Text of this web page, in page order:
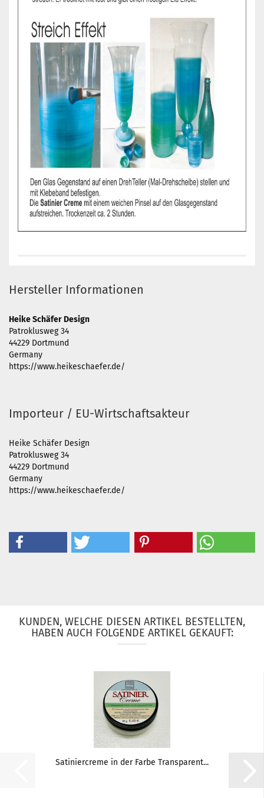
Hersteller Informationen
Heike Schäfer Design
Patroklusweg 34
44229 Dortmund
Germany
https://www.heikeschaefer.de/
Importeur / EU-Wirtschaftsakteur
Heike Schäfer Design
Patroklusweg 34
44229 Dortmund
Germany
https://www.heikeschaefer.de/
KUNDEN, WELCHE DIESEN ARTIKEL BESTELLTEN,
HABEN AUCH FOLGENDE ARTIKEL GEKAUFT:
Satiniercreme in der Farbe Transparent...